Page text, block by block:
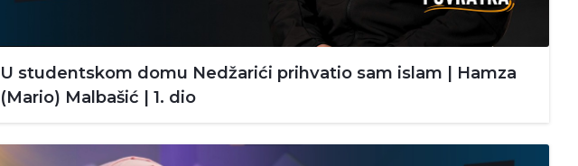
U studentskom domu Nedžarići prihvatio sam islam | Hamza
(Mario) Malbašić | 1. dio